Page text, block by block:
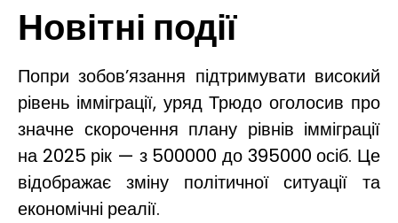
Новітні події
Попри зобов’язання підтримувати високий
рівень імміграції, уряд Трюдо оголосив про
значне скорочення плану рівнів імміграції
на 2025 рік — з 500000 до 395000 осіб. Це
відображає зміну політичної ситуації та
економічні реалії.